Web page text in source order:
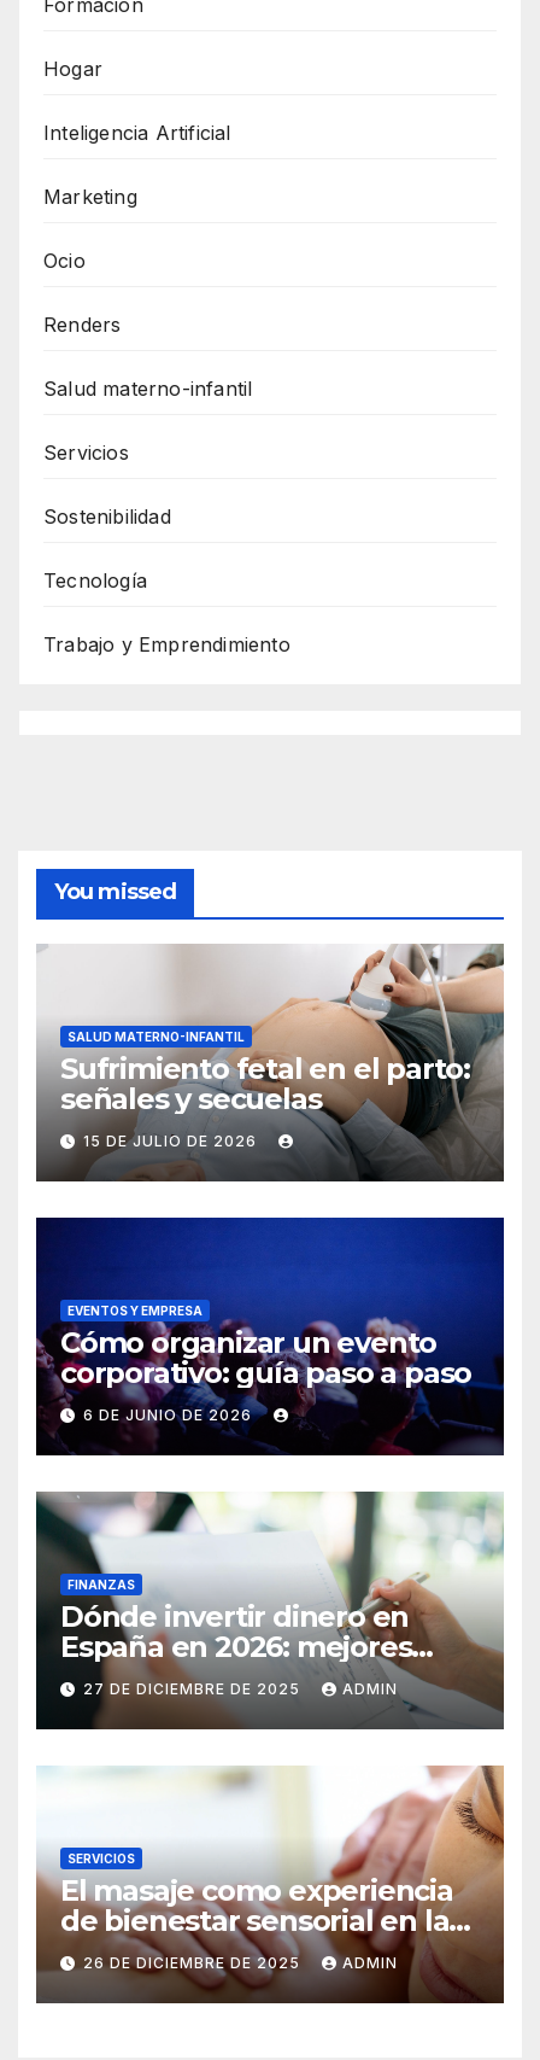
Hogar
Inteligencia Artificial
Marketing
Ocio
Renders
Salud materno-infantil
Servicios
Sostenibilidad
Tecnología
Trabajo y Emprendimiento
You missed
SALUD MATERNO-INFANTIL
Sufrimiento fetal en el parto:
señales y secuelas
15 DE JULIO DE 2026
EVENTOS Y EMPRESA
Cómo organizar un evento
corporativo: guía paso a paso
6 DE JUNIO DE 2026
FINANZAS
Dónde invertir dinero en
España en 2026: mejores
inversiones y activos
27 DE DICIEMBRE DE 2025 ADMIN
SERVICIOS
El masaje como experiencia
de bienestar sensorial en la
ciudad
26 DE DICIEMBRE DE 2025 ADMIN